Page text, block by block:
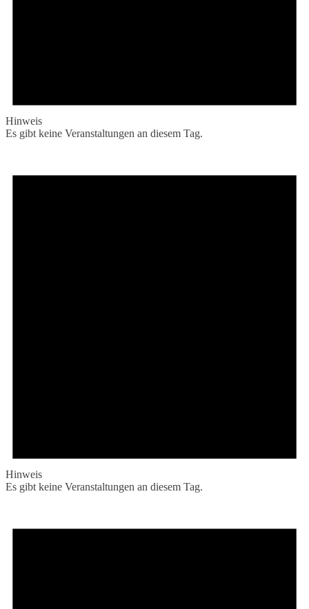
Hinweis
Es gibt keine Veranstaltungen an diesem Tag.
Hinweis
Es gibt keine Veranstaltungen an diesem Tag.